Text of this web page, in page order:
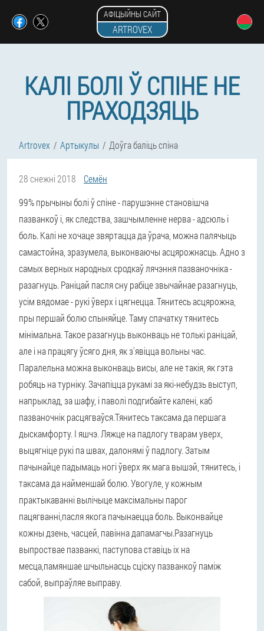
АФІЦЫЙНЫ САЙТ
ARTROVEX
КАЛІ БОЛІ Ў СПІНЕ НЕ
ПРАХОДЗЯЦЬ
Artrovex Артыкулы Доўга баліць спіна
28 снежні 2018
Семён
99% прычыны болі ў спіне - парушэнне становішча
пазванкоў і, як следства, зашчымленне нерва - адсюль і
боль. Калі не хочаце звяртацца да ўрача, можна палячыць
самастойна, зразумела, выконваючы асцярожнасць. Адно з
самых верных народных сродкаў лячэння пазваночніка -
разагнуць. Раніцай пасля сну рабіце звычайнае разагнуць,
усім вядомае - рукі ўверх і цягнецца. Тянитесь асцярожна,
пры першай болю спыняйце. Таму спачатку тянитесь
мінімальна. Такое разагнуць выконваць не толькі раніцай,
але і на працягу ўсяго дня, як з'явіцца вольны час.
Паралельна можна выконваць висы, але не такія, як гэта
робяць на турніку. Зачапіцца рукамі за які-небудзь выступ,
напрыклад, за шафу, і паволі подгибайте калені, каб
пазваночнік расцягваўся.Тянитесь таксама да першага
дыскамфорту. І яшчэ. Ляжце на падлогу тварам уверх,
выцягніце рукі па швах, далонямі ў падлогу. Затым
пачынайце падымаць ногі ўверх як мага вышэй, тянитесь, і
таксама да найменшай болю. Увогуле, у кожным
практыкаванні вылічыце максімальны парог
пацягванні,пасля якога пачынаецца боль. Выконвайце
кожны дзень, часцей, павінна дапамагчы.Разагнуць
выпроствае пазванкі, паступова ставіць іх на
месца,памяншае шчыльнасць сціску пазванкоў паміж
сабой, выпраўляе выправу.